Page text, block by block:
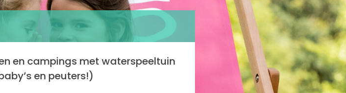
en campings met waterspeeltuin
en peuters!)